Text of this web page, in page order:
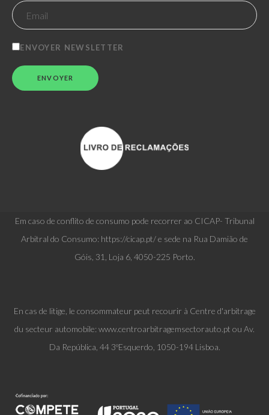
ENVOYER NEWSLETTER
Em caso de conflito de consumo pode recorrer ao CICAP- Tribunal
Arbitral do Consumo: https://cicap.pt/ e sede na Rua Damião de
Góis, 31, Loja 6, 4050-225 Porto.
En cas de litige, le consommateur peut recourir à Centre d'arbitrage
du secteur automobile: www.centroarbitragemsectorauto.pt ou Av.
Da República, 44 3ºEsquerdo, 1050-194 Lisboa.